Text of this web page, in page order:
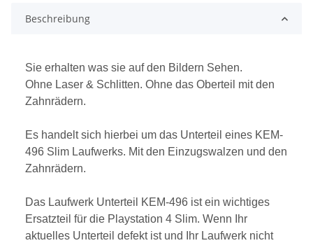
Beschreibung
Sie erhalten was sie auf den Bildern Sehen.
Ohne Laser & Schlitten. Ohne das Oberteil mit den
Zahnrädern.
Es handelt sich hierbei um das Unterteil eines KEM-
496 Slim Laufwerks. Mit den Einzugswalzen und den
Zahnrädern.
Das Laufwerk Unterteil KEM-496 ist ein wichtiges
Ersatzteil für die Playstation 4 Slim. Wenn Ihr
aktuelles Unterteil defekt ist und Ihr Laufwerk nicht